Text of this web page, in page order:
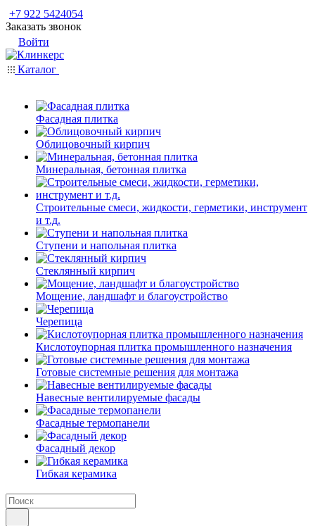
+7 922 5424054
Заказать звонок
Войти
Каталог
Фасадная плитка
Облицовочный кирпич
Минеральная, бетонная плитка
Строительные смеси, жидкости, герметики, инструмент
и т.д.
Ступени и напольная плитка
Cтеклянный кирпич
Мощение, ландшафт и благоустройство
Черепица
Кислотоупорная плитка промышленного назначения
Готовые системные решения для монтажа
Навесные вентилируемые фасады
Фасадные термопанели
Фасадный декор
Гибкая керамика